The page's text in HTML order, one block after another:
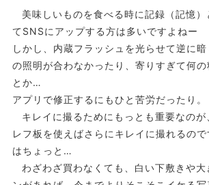
美味しいものを食べる時に記録（記憶）
てSNSにアップする方は多いですよねー
しかし、内蔵フラッシュを光らせて逆に
の照明が合わなかったり、寄りすぎて何
とか…
アプリで修正するにもひと苦労だったり。
キレイに撮るためにもっとも重要なのが
レフ板を使えばさらにキレイに撮れるの
はちょっと…
わざわざ買わなくても、白い下敷きや